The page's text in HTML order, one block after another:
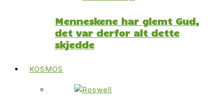
Menneskene har glemt Gud,
det var derfor alt dette
skjedde
KOSMOS